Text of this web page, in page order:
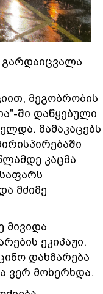
გარდაიცვალა
მეგობრობის
ში დაწყებული
მამაკაცებს
კაცმა
მძიმე
მივიდა
ეკიპაჟი.
დახმარება
ვერ მოხერხდა.